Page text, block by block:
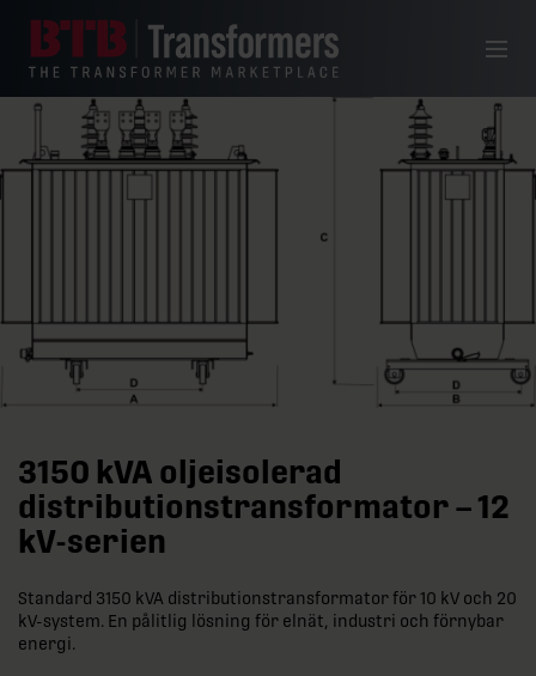
Meny
3150 kVA oljeisolerad
distributionstransformator – 12
kV-serien
Standard 3150 kVA distributionstransformator för 10 kV och 20
kV-system. En pålitlig lösning för elnät, industri och förnybar
energi.